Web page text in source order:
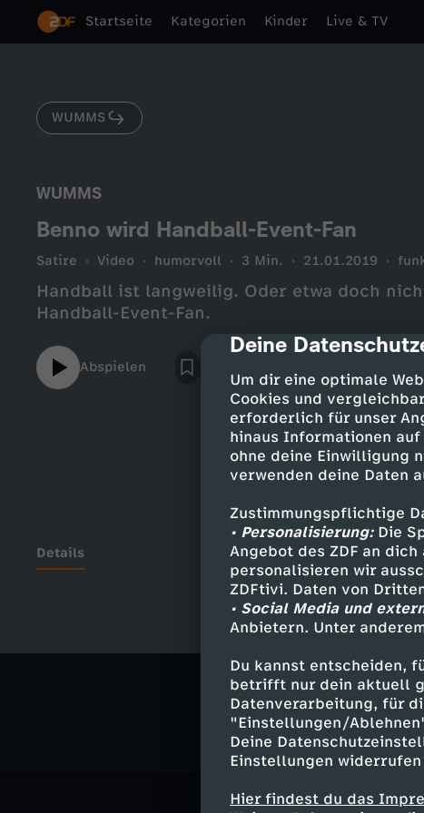
cmp-dialog-
Deine
Um dir eine optimale
Cookies und
erforderlich für unser
hinaus Informationen
ohne deine Einwilligung
verwenden deine Daten
Zustimmungspflichtige
• Personalisierung:Die
Angebot des ZDF an
personalisieren wir
ZDFtivi. Daten von
• Social Media und
Anbietern. Unter
Du kannst entscheiden,
betrifft nur dein aktuell
Datenverarbeitung, für
"Einstellungen/
Deine
Einstellungen
Hier findest du das
Startseite Kategorien Kinder Live & TV
WUMMS
WUMMS
Benno wird Handball-Event-Fan
Satire Video humorvoll 3 Min. 21.01.2019
Handball ist langweilig. Oder etwa doch
Handball-Event-Fan.
Abspielen
Details
Ähnliche
Satire Video